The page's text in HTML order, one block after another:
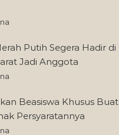
Putih Segera Hadir di
Jadi Anggota
Beasiswa Khusus Buat
Persyaratannya